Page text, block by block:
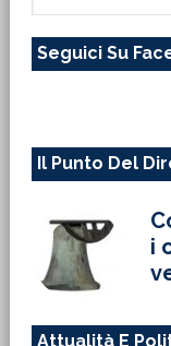
sito
Seguici Su
Il Punto Del
i
Attualità E